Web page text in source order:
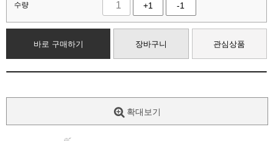
수량 +1 -1
바로 구매하기 장바구니 관심상품
확대보기